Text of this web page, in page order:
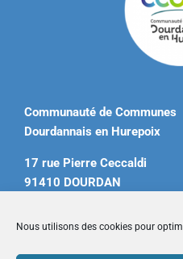
Nous utilisons des cookies pour
Communauté de Communes
Dourdannais en Hurepoix
17 rue Pierre Ceccaldi
91410 DOURDAN
contact@ccdourdannais.com